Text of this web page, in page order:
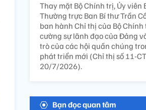
Thay mặt Bộ Chính trị, Ủy viên
Thường trực Ban Bí thư Trần
ban hành Chỉ thị của Bộ
cường sự lãnh đạo của Đảng
trò của các hội quần chúng
phát triển mới (Chỉ thị số 11-
20/7/2026).
Bạn đọc quan tâm